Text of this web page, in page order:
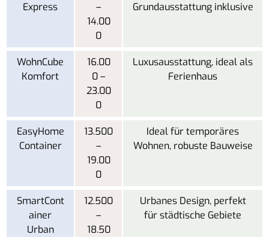
Express
–
14.00
0
Grundausstattung inklusive
WohnCube
Komfort
16.00
0 –
23.00
0
Luxusausstattung, ideal als
Ferienhaus
EasyHome
Container
13.500
–
19.00
0
Ideal für temporäres
Wohnen, robuste Bauweise
SmartCont
ainer
Urban
12.500
–
18.50
Urbanes Design, perfekt
für städtische Gebiete